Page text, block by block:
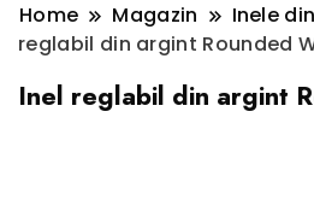
Home Magazin Inele
reglabil din argint Rounded
Inel reglabil din argint